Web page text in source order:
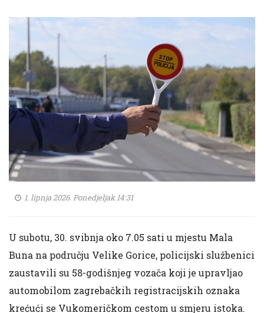
1. lipnja 2026. Ponedjeljak 14:31
U subotu, 30. svibnja oko 7.05 sati u mjestu Mala
Buna na području Velike Gorice, policijski službenici
zaustavili su 58-godišnjeg vozača koji je upravljao
automobilom zagrebačkih registracijskih oznaka
krećući se Vukomeričkom cestom u smjeru istoka.